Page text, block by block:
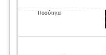
Ποσότητα